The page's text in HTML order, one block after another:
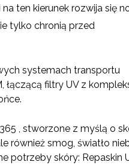
ten kierunek rozwija się
tylko chronią przed
systemach transportu
łączącą filtry UV z
, stworzone z myślą o
również smog, światło
potrzeby skóry: Repaskin